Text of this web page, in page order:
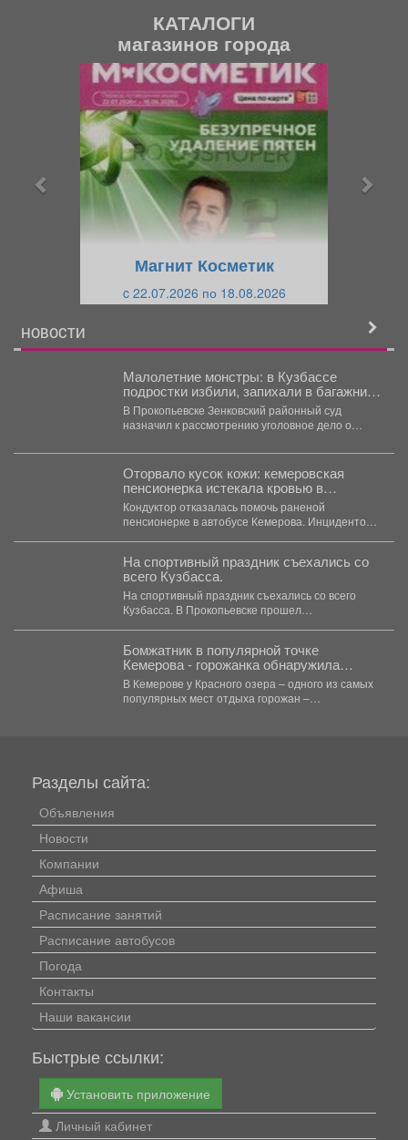
КАТАЛОГИ
магазинов города
Магнит Косметик
c 22.07.2026 по 18.08.2026
НОВОСТИ
Малолетние монстры: в Кузбассе
подростки избили, запихали в багажник,
и похитили 10-летнего ребенка
В Прокопьевске Зенковский районный суд
назначил к рассмотрению уголовное дело о
Оторвало кусок кожи: кемеровская
пенсионерка истекала кровью в
автобусе
Кондуктор отказалась помочь раненой
пенсионерке в автобусе Кемерова. Инцидентом
На спортивный праздник съехались со
всего Кузбасса.
На спортивный праздник съехались со всего
Кузбасса. В Прокопьевске прошел
Бомжатник в популярной точке
Кемерова - горожанка обнаружила
жуткий объект на Красном озере
В Кемерове у Красного озера – одного из самых
популярных мест отдыха горожан –
Разделы сайта:
Объявления
Новости
Компании
Афиша
Расписание занятий
Расписание автобусов
Погода
Контакты
Наши вакансии
Быстрые ссылки:
Установить приложение
Личный кабинет